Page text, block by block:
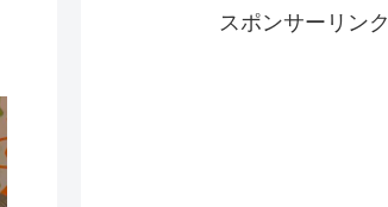
スポンサーリンク